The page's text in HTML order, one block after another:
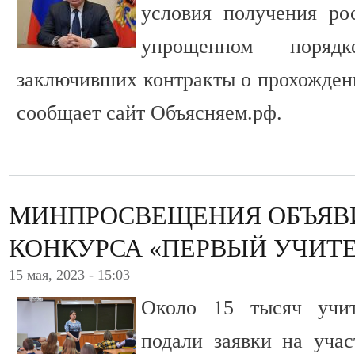
условия получения
упрощенном
заключивших контракты о
сообщает сайт Объясняем.рф.
МИНПРОСВЕЩЕНИЯ
КОНКУРСА «ПЕРВЫЙ
15 мая, 2023 - 15:03
Около 15 тысяч
подали заявки на